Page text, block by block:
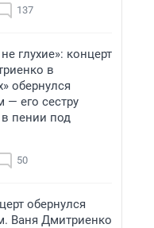
137
глухие»: концерт
в
обернулся
— его сестру
пении под
50
обернулся
Ваня Дмитриенко